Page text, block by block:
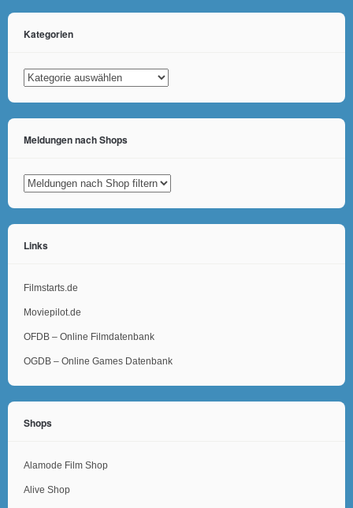
Kategorien
Kategorien
Meldungen nach Shops
Links
Filmstarts.de
Moviepilot.de
OFDB – Online Filmdatenbank
OGDB – Online Games Datenbank
Shops
Alamode Film Shop
Alive Shop